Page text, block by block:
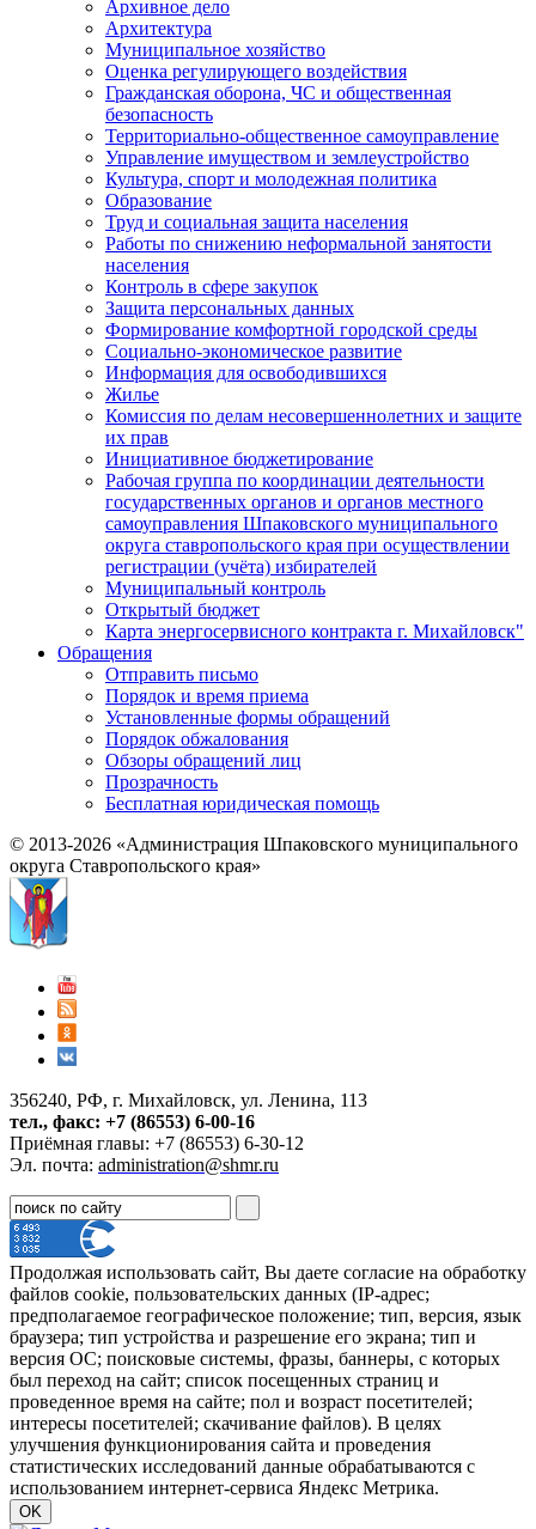
Архивное дело
Архитектура
Муниципальное хозяйство
Оценка регулирующего воздействия
Гражданская оборона, ЧС и общественная
безопасность
Территориально-общественное самоуправление
Управление имуществом и землеустройство
Культура, спорт и молодежная политика
Образование
Труд и социальная защита населения
Работы по снижению неформальной занятости
населения
Контроль в сфере закупок
Защита персональных данных
Формирование комфортной городской среды
Социально-экономическое развитие
Информация для освободившихся
Жилье
Комиссия по делам несовершеннолетних и защите
их прав
Инициативное бюджетирование
Рабочая группа по координации деятельности
государственных органов и органов местного
самоуправления Шпаковского муниципального
округа ставропольского края при осуществлении
регистрации (учёта) избирателей
Муниципальный контроль
Открытый бюджет
Карта энергосервисного контракта г. Михайловск"
Обращения
Отправить письмо
Порядок и время приема
Установленные формы обращений
Порядок обжалования
Обзоры обращений лиц
Прозрачность
Бесплатная юридическая помощь
© 2013-2026 «Администрация Шпаковского муниципального
округа Ставропольского края»
356240, РФ, г. Михайловск, ул. Ленина, 113
тел., факс: +7 (86553) 6-00-16
Приёмная главы: +7 (86553) 6-30-12
Эл. почта: administration@shmr.ru
Продолжая использовать сайт, Вы даете согласие на обработку
файлов cookie, пользовательских данных (IP-адрес;
предполагаемое географическое положение; тип, версия, язык
браузера; тип устройства и разрешение его экрана; тип и
версия ОС; поисковые системы, фразы, баннеры, с которых
был переход на сайт; список посещенных страниц и
проведенное время на сайте; пол и возраст посетителей;
интересы посетителей; скачивание файлов). В целях
улучшения функционирования сайта и проведения
статистических исследований данные обрабатываются с
использованием интернет-сервиса Яндекс Метрика.
OK